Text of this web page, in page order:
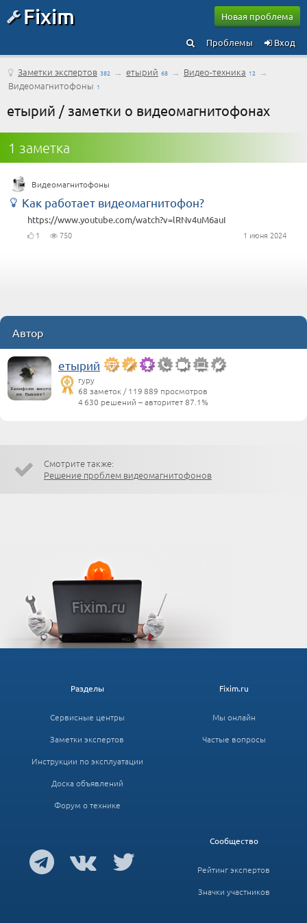
Fixim Новая проблема
Вход
Проблемы
Заметки экспертов 382 → етырий 68 → Видео-техника 12 →
Видеомагнитофоны 1
етырий / заметки о видеомагнитофонах
1 заметка
Видеомагнитофоны
Как работает видеомагнитофон?
https://www.youtube.com/watch?v=lRNv4uM6auI
1 июня 2024
1 750
Автор
етырий
гуру
68 заметок / 119 889 просмотров
4 630 решений – авторитет 87.1%
Смотрите также:
Решение проблем видеомагнитофонов
Fixim.ru
Мы онлайн
Частые вопросы
Разделы
Сервисные центры
Заметки экспертов
Инструкции по эксплуатации
Доска объявлений
Форум о технике
Сообщество
Рейтинг экспертов
Значки участников